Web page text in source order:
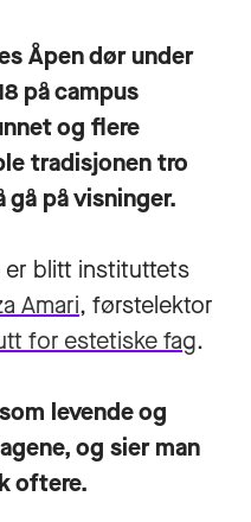
Åpen dør under
påcampus
og flere
tradisjonen tro
på visninger.
er blitt instituttets
Amari, førstelektor
for estetiske fag.
levende og
og sier man
oftere.